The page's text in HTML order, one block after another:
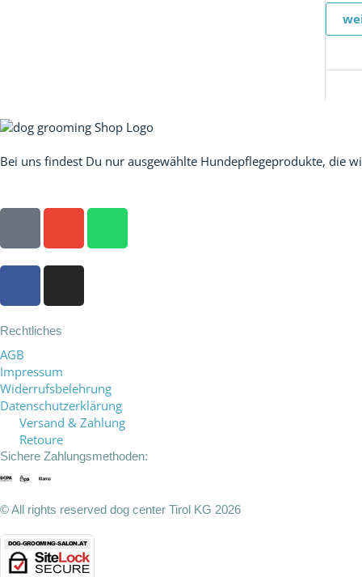
Bei uns findest Du nur ausgewählte Hundepflegeprodukte, die
P
o
E
v
W
a
F
c
e
b
o
o
k
-
f
I
s
r
a
m
Rechtliches
AGB
Impressum
Widerrufsbelehrung
Datenschutzerklärung
Versand & Zahlung
Retoure
Sichere Zahlungsmethoden:
© All rights reserved dog center Tirol KG 2026